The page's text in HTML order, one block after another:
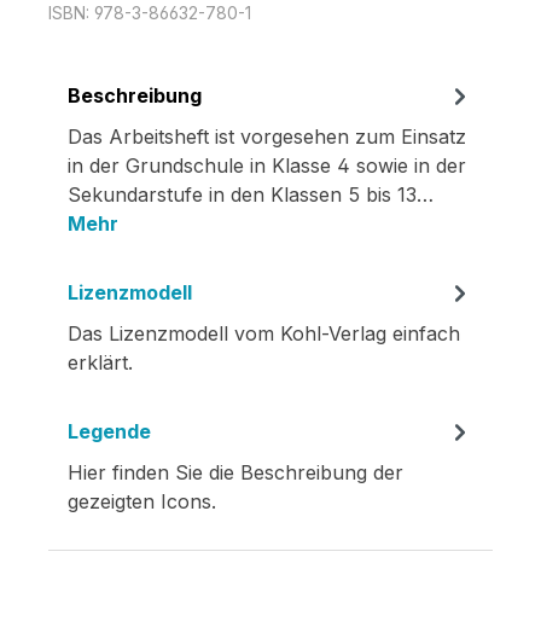
ISBN: 978-3-86632-780-1
Beschreibung
Das Arbeitsheft ist vorgesehen zum Einsatz
in der Grundschule in Klasse 4 sowie in der
Sekundarstufe in den Klassen 5 bis 13…
Mehr
Lizenzmodell
Das Lizenzmodell vom Kohl-Verlag einfach
erklärt.
Legende
Hier finden Sie die Beschreibung der
gezeigten Icons.